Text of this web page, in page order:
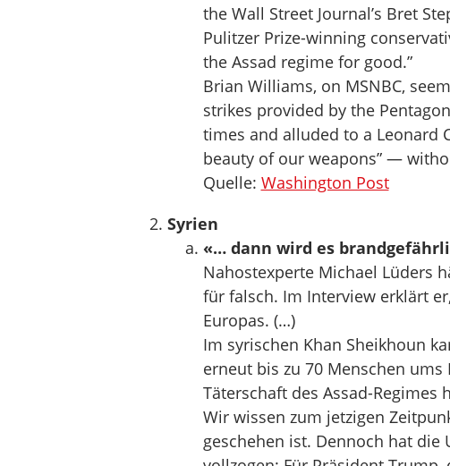
the Wall Street Journal’s Bret
Pulitzer Prize-winning
the Assad regime for good.”
Brian Williams, on MSNBC,
strikes provided by the
times and alluded to a Leonard
beauty of our weapons” —
Quelle: Washington Post
Syrien
«… dann wird es
Nahostexperte Michael Lüders
für falsch. Im Interview erklärt
Europas. (…)
Im syrischen Khan Sheikhoun
erneut bis zu 70 Menschen
Täterschaft des Assad-Regimes
Wir wissen zum jetzigen
geschehen ist. Dennoch hat die